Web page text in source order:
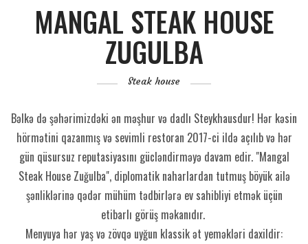
MANGAL STEAK HOUSE
ZUGULBA
Steak house
Bəlkə də şəhərimizdəki ən məşhur və dadlı Steykhausdur! Hər kəsin
hörmətini qazanmış və sevimli restoran 2017-ci ildə açılıb və hər
gün qüsursuz reputasiyasını gücləndirməyə davam edir. "Mangal
Steak House Zuğulba", diplomatik naharlardan tutmuş böyük ailə
şənliklərinə qədər mühüm tədbirlərə ev sahibliyi etmək üçün
etibarlı görüş məkanıdır.
Menyuya hər yaş və zövqə uyğun klassik ət yeməkləri daxildir: